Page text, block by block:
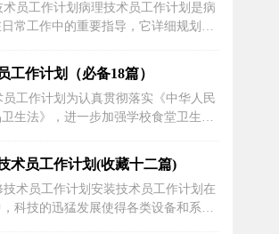
让领导满意;在测量过程中遵章守纪，
好本职工作;对测量...
员工作计划病理技术员工作计划是病
常工作中的重要指导，它详细规划了
将探讨病理技术员工作计划的具体内
病理技术员工作的重要性。来看一下
工作内容。病理技术员主要负责病理
分析。他们需要根据医生...
工作计划（必备18篇）
工作计划为认真贯彻落实《中华人民
生法》，进一步加强学校食堂卫生管
校食堂实际情况，使全体师生有一个
工作环境，保证就餐任务的顺利进
堂的荣誉。特制定食堂工作计划如
续进一步加强食堂工作管理，加强...
术员工作计划(收藏十二篇)
术员工作计划安装技术员工作计划在
科技的迅猛发展使得各类设备和系统